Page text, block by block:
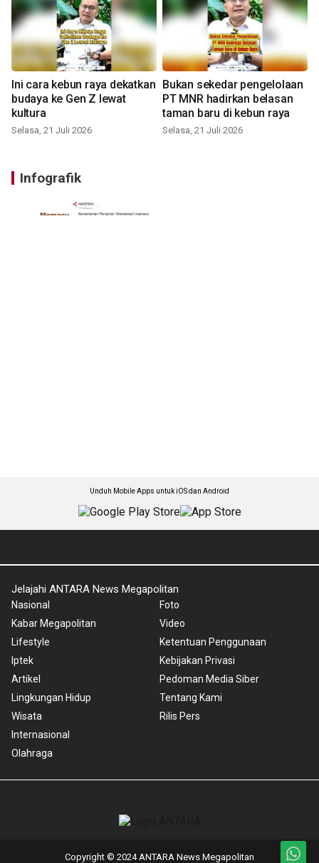
Ini cara kebun raya dekatkan
budaya ke Gen Z lewat
kultura
Selasa, 21 Juli 2026
Bukan sekedar pengelolaan
PT MNR hadirkan belasan
taman baru di kebun raya
Selasa, 21 Juli 2026
Infografik
Unduh Mobile Apps untuk iOS dan Android
Jelajahi ANTARA News Megapolitan
Nasional
Kabar Megapolitan
Lifestyle
Iptek
Artikel
Lingkungan Hidup
Wisata
Internasional
Olahraga
Foto
Video
Ketentuan Penggunaan
Kebijakan Privasi
Pedoman Media Siber
Tentang Kami
Rilis Pers
Copyright © 2024 ANTARA News Megapolitan